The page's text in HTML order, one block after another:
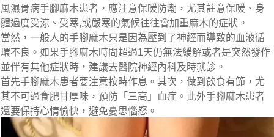
風濕骨病手腳麻木患者，應注意保暖防潮，尤其註意保暖、身
體過度受涼、受寒,或嚴寒的氣候往往會加重麻木的症狀。
當然，一般人的手腳麻木只是因為壓到了神經而導致的血液循
環不良。如果手腳麻木時間超過1天仍無法緩解或者是突然發作
並伴有其他症狀時，建議去醫院神經內科及時就診。
首先手腳麻木患者要注意按時作息。其次，做到飲食有節，尤
其不可過食肥甘厚味，預防「三高」血症。此外手腳麻木患者
還要保持心情愉快，避免憂思惱怒。